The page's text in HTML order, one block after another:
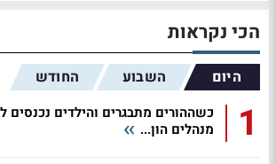
הכי נקראות
היום השבוע החודש
1
כשההורים מתבגרים והילדים נכנסים
מנהלים הון...